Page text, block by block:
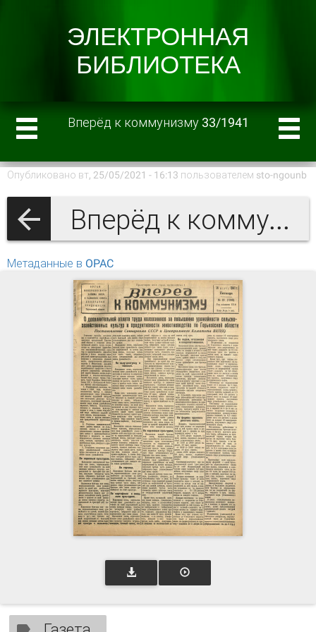
Вперёд к коммунизму 33/1941
Опубликовано вт, 25/05/2021 - 16:13 пользователем sto-ngounb
Вперёд к коммунизму 1941 г.
Метаданные в OPAC